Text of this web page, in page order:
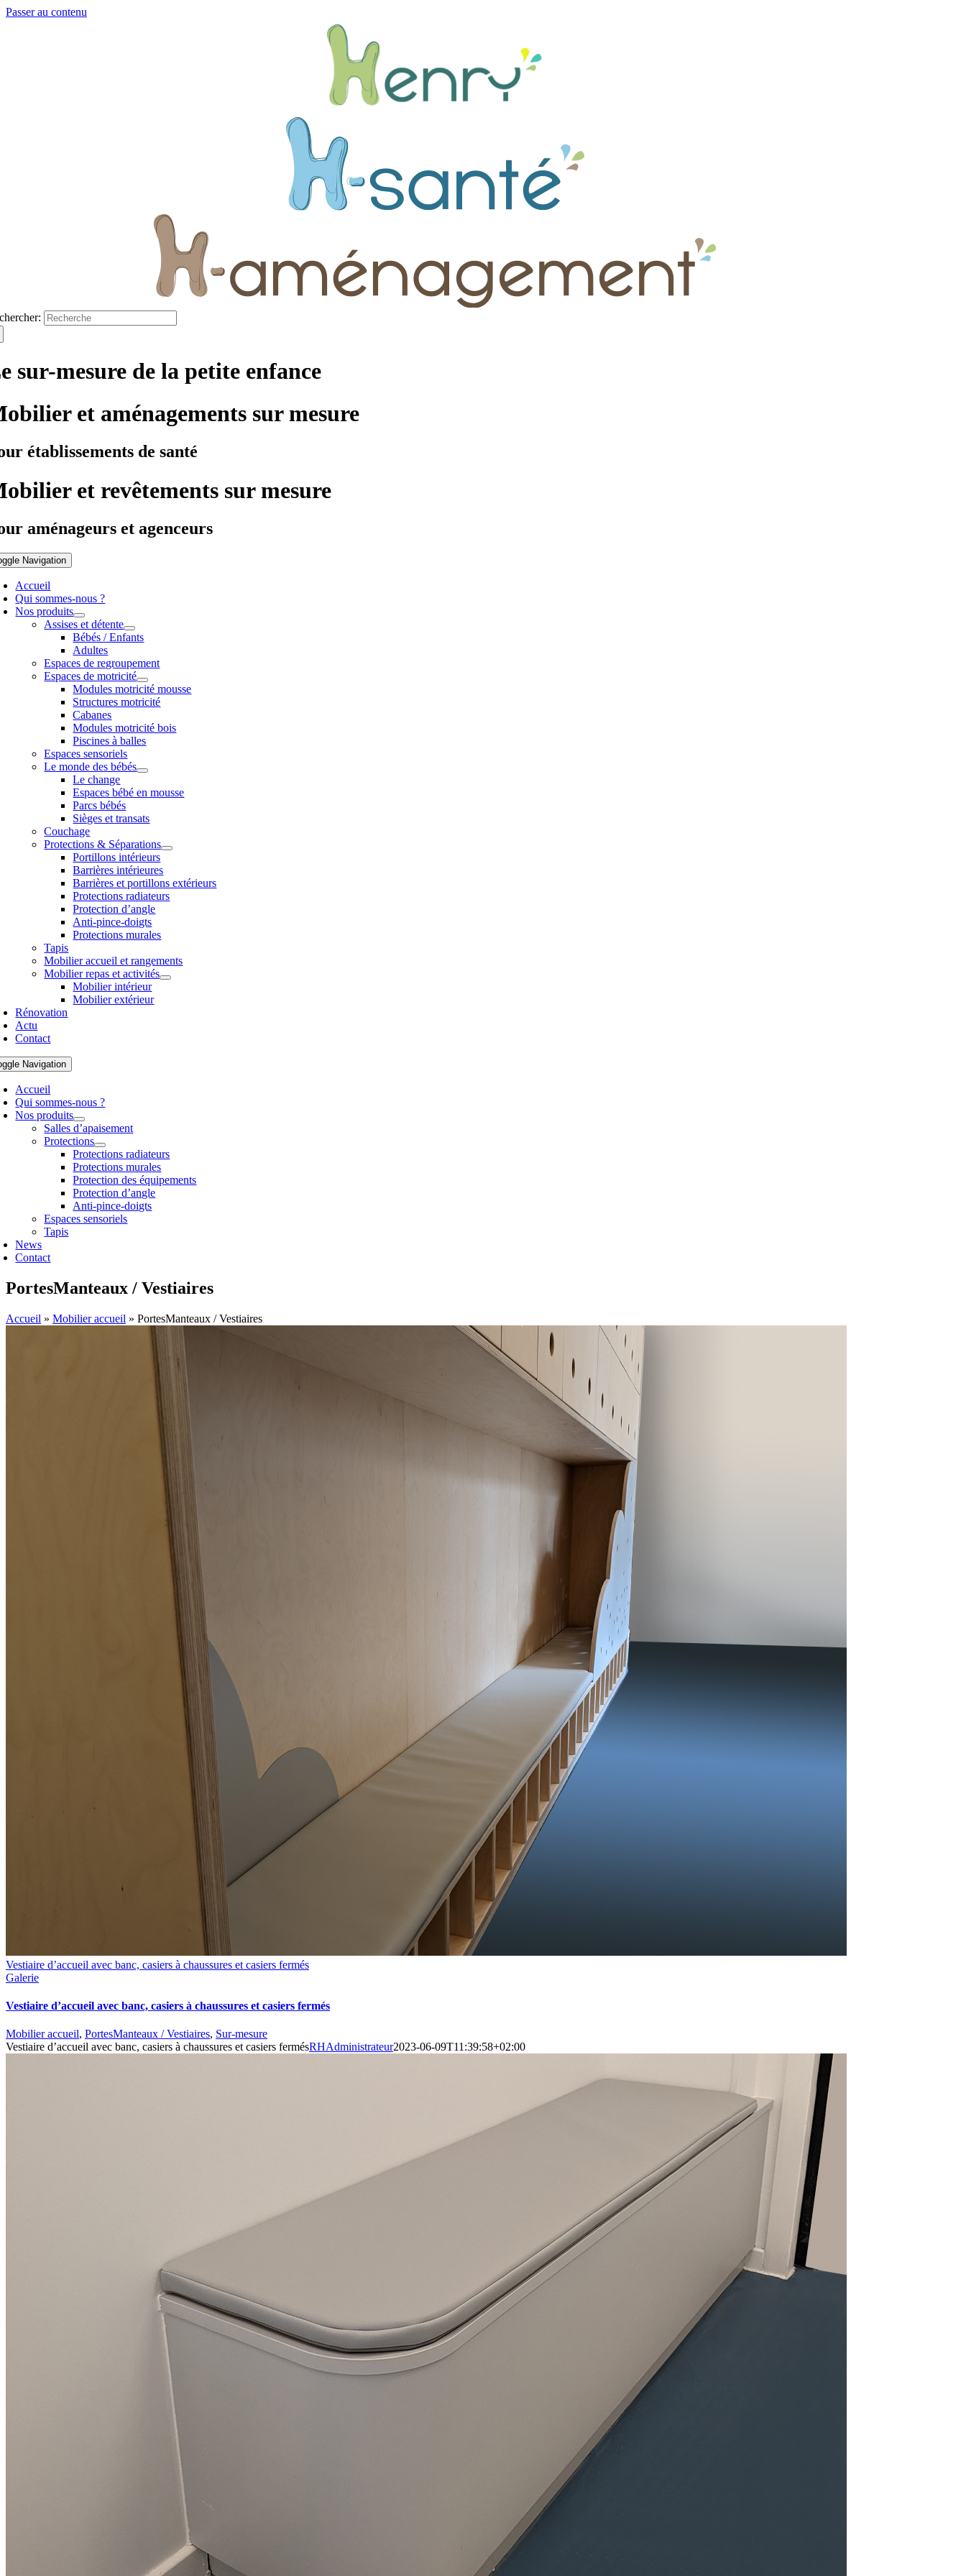
Passer au contenu
sur-mesure de la petite enfance
et aménagements sur mesure
établissements de santé
et revêtements sur mesure
aménageurs et agenceurs
Navigation
Accueil
Qui sommes-nous ?
Nos produits
Assises et détente
Bébés / Enfants
Adultes
Espaces de regroupement
Espaces de motricité
Modules motricité mousse
Structures motricité
Cabanes
Modules motricité bois
Piscines à balles
Espaces sensoriels
Le monde des bébés
Le change
Espaces bébé en mousse
Parcs bébés
Sièges et transats
Couchage
Protections & Séparations
Portillons intérieurs
Barrières intérieures
Barrières et portillons extérieurs
Protections radiateurs
Protection d’angle
Anti-pince-doigts
Protections murales
Tapis
Mobilier accueil et rangements
Mobilier repas et activités
Mobilier intérieur
Mobilier extérieur
Rénovation
Actu
Contact
Navigation
Accueil
Qui sommes-nous ?
Nos produits
Salles d’apaisement
Protections
Protections radiateurs
Protections murales
Protection des équipements
Protection d’angle
Anti-pince-doigts
Espaces sensoriels
Tapis
News
Contact
PortesManteaux / Vestiaires
Accueil » Mobilier accueil » PortesManteaux / Vestiaires
Vestiaire d’accueil avec banc, casiers à chaussures et casiers fermés
Galerie
Vestiaire d’accueil avec banc, casiers à chaussures et casiers fermés
Mobilier accueil, PortesManteaux / Vestiaires, Sur-mesure
Vestiaire d’accueil avec banc, casiers à chaussures et casiers fermésRHAdministrateur2023-06-09T11:39:58+02:00